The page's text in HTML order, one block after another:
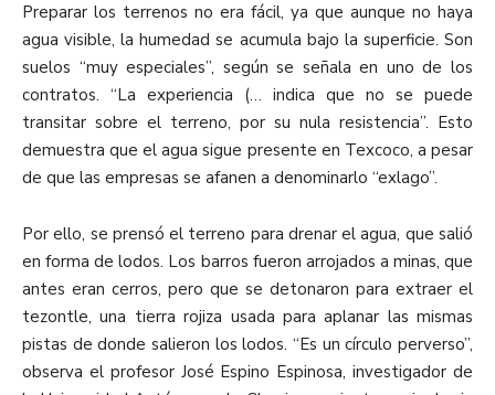
Preparar los terrenos no era fácil, ya que aunque no haya
agua visible, la humedad se acumula bajo la superficie. Son
suelos “muy especiales”, según se señala en uno de los
contratos. “La experiencia (… indica que no se puede
transitar sobre el terreno, por su nula resistencia”. Esto
demuestra que el agua sigue presente en Texcoco, a pesar
de que las empresas se afanen a denominarlo “exlago”.
Por ello, se prensó el terreno para drenar el agua, que salió
en forma de lodos. Los barros fueron arrojados a minas, que
antes eran cerros, pero que se detonaron para extraer el
tezontle, una tierra rojiza usada para aplanar las mismas
pistas de donde salieron los lodos. “Es un círculo perverso”,
observa el profesor José Espino Espinosa, investigador de